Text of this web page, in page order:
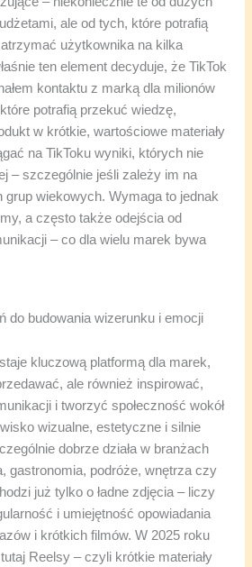
ale od tych, które potrafią
użytkownika na kilka
ten element decyduje, że TikTok
kontaktu z marką dla milionów
potrafią przekuć wiedzę,
w krótkie, wartościowe materiały
na TikToku wyniki, których nie
– szczególnie jeśli zależy im na
grup wiekowych. Wymaga to jednak
a często także odejścia od
– co dla wielu marek bywa
do budowania wizerunku i emocji
kluczową platformą dla marek,
ale również inspirować,
i tworzyć społeczność wokół
wizualne, estetyczne i silnie
dobrze działa w branżach
gastronomia, podróże, wnętrza czy
już tylko o ładne zdjęcia – liczy
i umiejętność opowiadania
i krótkich filmów. W 2025 roku
Reelsy – czyli krótkie materiały